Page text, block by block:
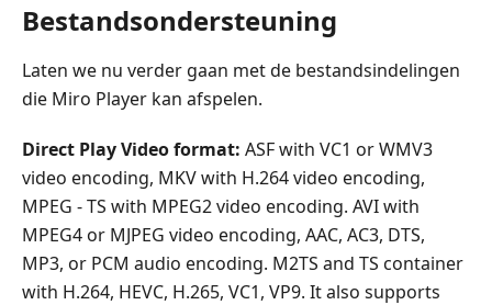
Bestandsondersteuning
Laten we nu verder gaan met de bestandsindelingen
die Miro Player kan afspelen.
Direct Play Video format: ASF with VC1 or WMV3
video encoding, MKV with H.264 video encoding,
MPEG - TS with MPEG2 video encoding. AVI with
MPEG4 or MJPEG video encoding, AAC, AC3, DTS,
MP3, or PCM audio encoding. M2TS and TS container
with H.264, HEVC, H.265, VC1, VP9. It also supports